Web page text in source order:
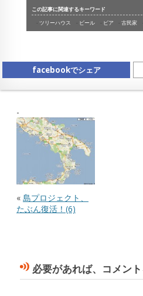
この記事に関連するキーワード
ツリーハウス
ビール ビア 古民家
facebookでシェア
« 島プロジェクト、
たぶん復活！(6)
必要があれば、コメン